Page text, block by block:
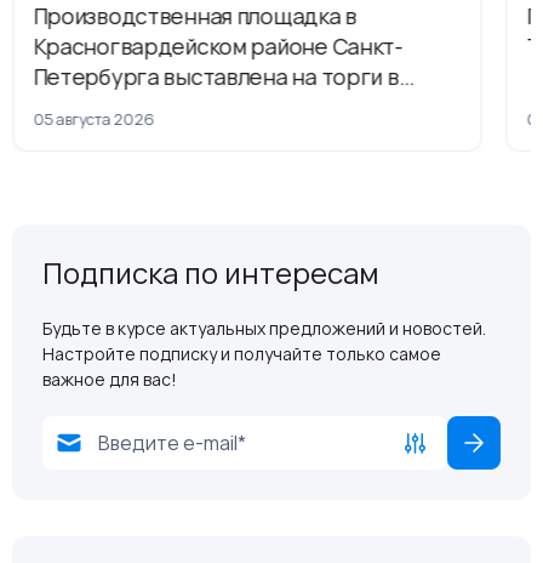
Производственная площадка в
Красногвардейском районе Санкт-
Петербурга выставлена на торги в
рамках приватизации
05 августа 2026
Подписка по интересам
Будьте в курсе актуальных предложений и новостей.
Настройте подписку и получайте только самое
важное для вас!